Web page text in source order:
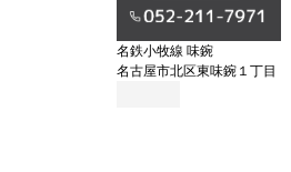
名鉄小牧線 味鋺
名古屋市北区東味鋺１丁目